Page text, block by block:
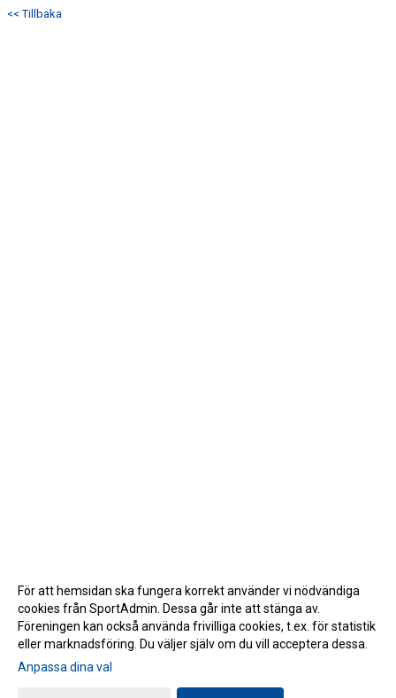
<< Tillbaka
Gå till Webbversion
För att hemsidan ska fungera korrekt använder vi nödvändiga
cookies från SportAdmin. Dessa går inte att stänga av.
Föreningen kan också använda frivilliga cookies, t.ex. för statistik
eller marknadsföring. Du väljer själv om du vill acceptera dessa.
Anpassa dina val